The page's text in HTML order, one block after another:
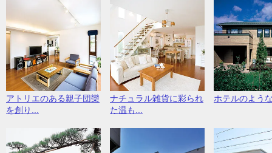
アトリエのある親子団欒
を創り...
ナチュラル雑貨に彩られ
た温も...
ホテルのよう